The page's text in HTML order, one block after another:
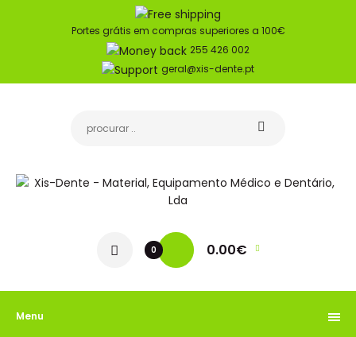
Portes grátis em compras superiores a 100€
255 426 002
geral@xis-dente.pt
0 0.00€
Menu